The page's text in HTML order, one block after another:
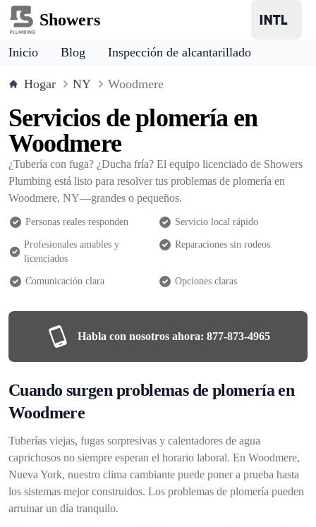
Showers
Inicio Blog Inspección de alcantarillado
Hogar NY Woodmere
Servicios de plomería en
Woodmere
¿Tubería con fuga? ¿Ducha fría? El equipo licenciado de Showers
Plumbing está listo para resolver tus problemas de plomería en
Woodmere, NY—grandes o pequeños.
Personas reales responden Servicio local rápido
Profesionales amables y
licenciados
Reparaciones sin rodeos
Comunicación clara Opciones claras
Habla con nosotros ahora: 877-873-4965
Cuando surgen problemas de plomería en
Woodmere
Tuberías viejas, fugas sorpresivas y calentadores de agua
caprichosos no siempre esperan el horario laboral. En Woodmere,
Nueva York, nuestro clima cambiante puede poner a prueba hasta
los sistemas mejor construidos. Los problemas de plomería pueden
arruinar un día tranquilo.